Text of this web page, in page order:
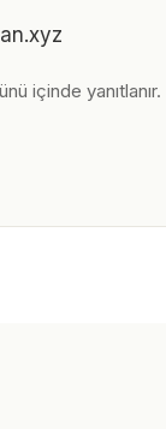
içinde yanıtlanır.